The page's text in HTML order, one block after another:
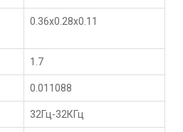
0.36x0.28x0.11
1.7
0.011088
32Гц-32КГц